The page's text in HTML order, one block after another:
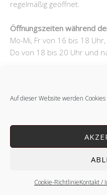
Auf dieser Website werden
Cookie-RichtlinieKontakt /
regelmäßig geöffnet.
Öffnungszeiten während
Mo-Mi, Fr von 16 bis 18 Uhr,
Do von 18 bis 20 Uhr und
Copyright ©